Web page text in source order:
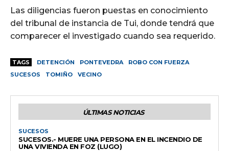
Las diligencias fueron puestas en conocimiento
del tribunal de instancia de Tui, donde tendrá que
comparecer el investigado cuando sea requerido.
TAGS DETENCIÓN PONTEVEDRA
ROBO CON FUERZA
SUCESOS
TOMIÑO VECINO
ÚLTIMAS NOTICIAS
SUCESOS
SUCESOS.- MUERE UNA PERSONA EN EL INCENDIO DE
UNA VIVIENDA EN FOZ (LUGO)